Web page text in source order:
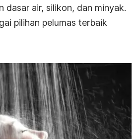
dasar air, silikon, dan minyak.
pilihan pelumas terbaik